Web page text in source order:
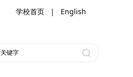
学校首页 | English